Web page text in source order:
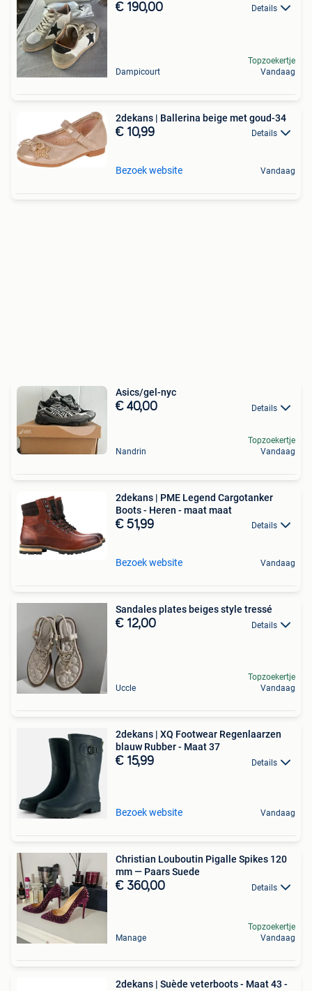
€ 190,00 Details
Dampicourt
Topzoekertje
Vandaag
2dekans | Ballerina beige met goud-34
€ 10,99 Details
Bezoek website Vandaag
Asics/gel-nyc
€ 40,00 Details
Nandrin
Topzoekertje
Vandaag
2dekans | PME Legend Cargotanker
Boots - Heren - maat maat
€ 51,99 Details
Bezoek website Vandaag
Sandales plates beiges style tressé
€ 12,00 Details
Uccle
Topzoekertje
Vandaag
2dekans | XQ Footwear Regenlaarzen
blauw Rubber - Maat 37
€ 15,99 Details
Bezoek website Vandaag
Christian Louboutin Pigalle Spikes 120
mm — Paars Suede
€ 360,00 Details
Manage
Topzoekertje
Vandaag
2dekans | Suède veterboots - Maat 43 -